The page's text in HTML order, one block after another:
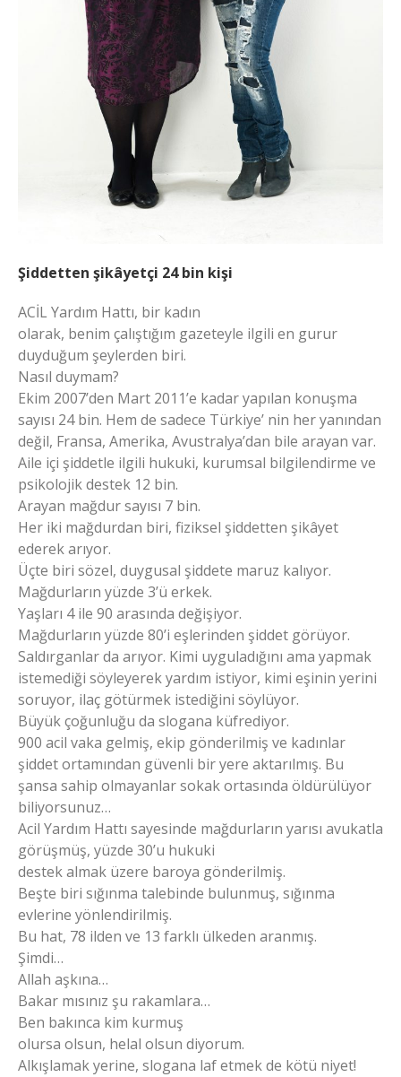
Şiddetten şikâyetçi 24 bin kişi
ACİL Yardım Hattı, bir kadın
olarak, benim çalıştığım gazeteyle ilgili en gurur
duyduğum şeylerden biri.
Nasıl duymam?
Ekim 2007’den Mart 2011’e kadar yapılan konuşma
sayısı 24 bin. Hem de sadece Türkiye’ nin her yanından
değil, Fransa, Amerika, Avustralya’dan bile arayan var.
Aile içi şiddetle ilgili hukuki, kurumsal bilgilendirme ve
psikolojik destek 12 bin.
Arayan mağdur sayısı 7 bin.
Her iki mağdurdan biri, fiziksel şiddetten şikâyet
ederek arıyor.
Üçte biri sözel, duygusal şiddete maruz kalıyor.
Mağdurların yüzde 3’ü erkek.
Yaşları 4 ile 90 arasında değişiyor.
Mağdurların yüzde 80’i eşlerinden şiddet görüyor.
Saldırganlar da arıyor. Kimi uyguladığını ama yapmak
istemediği söyleyerek yardım istiyor, kimi eşinin yerini
soruyor, ilaç götürmek istediğini söylüyor.
Büyük çoğunluğu da slogana küfrediyor.
900 acil vaka gelmiş, ekip gönderilmiş ve kadınlar
şiddet ortamından güvenli bir yere aktarılmış. Bu
şansa sahip olmayanlar sokak ortasında öldürülüyor
biliyorsunuz…
Acil Yardım Hattı sayesinde mağdurların yarısı avukatla
görüşmüş, yüzde 30’u hukuki
destek almak üzere baroya gönderilmiş.
Beşte biri sığınma talebinde bulunmuş, sığınma
evlerine yönlendirilmiş.
Bu hat, 78 ilden ve 13 farklı ülkeden aranmış.
Şimdi…
Allah aşkına…
Bakar mısınız şu rakamlara…
Ben bakınca kim kurmuş
olursa olsun, helal olsun diyorum.
Alkışlamak yerine, slogana laf etmek de kötü niyet!